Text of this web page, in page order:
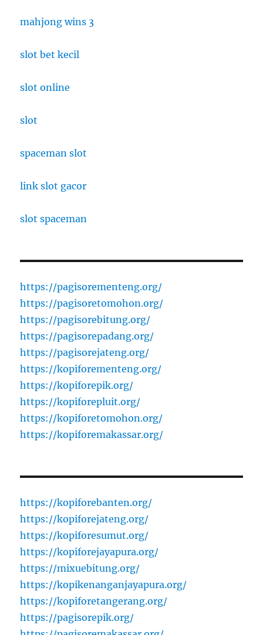
mahjong wins 3
slot bet kecil
slot online
slot
spaceman slot
link slot gacor
slot spaceman
https://pagisorementeng.org/
https://pagisoretomohon.org/
https://pagisorebitung.org/
https://pagisorepadang.org/
https://pagisorejateng.org/
https://kopiforementeng.org/
https://kopiforepik.org/
https://kopiforepluit.org/
https://kopiforetomohon.org/
https://kopiforemakassar.org/
https://kopiforebanten.org/
https://kopiforejateng.org/
https://kopiforesumut.org/
https://kopiforejayapura.org/
https://mixuebitung.org/
https://kopikenanganjayapura.org/
https://kopiforetangerang.org/
https://pagisorepik.org/